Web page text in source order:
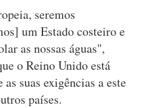
seremos
um Estado costeiro e
as nossas águas",
o Reino Unido está
suas exigências a este
países.